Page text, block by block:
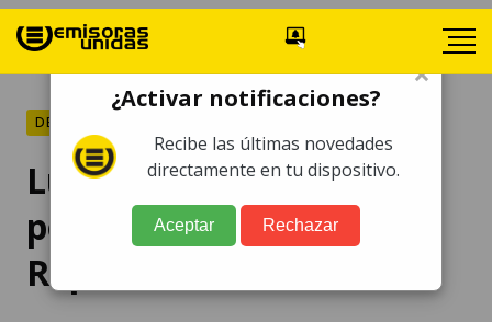
DEPORTES
Luis Tena ya eligió al
portero para medirse a
República Checa
×
¿Activar notificaciones?
Recibe las últimas novedades
directamente en tu dispositivo.
Aceptar Rechazar